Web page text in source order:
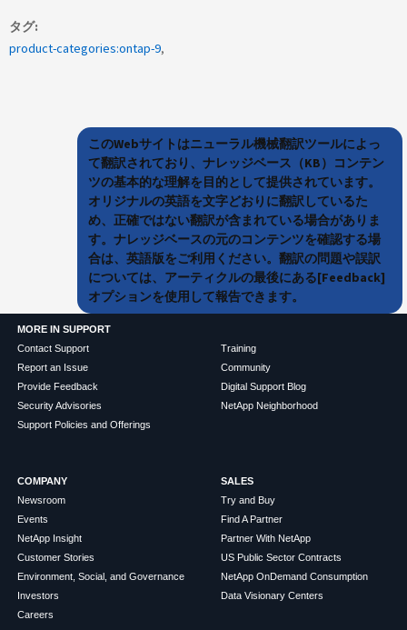
タグ
product-categories:ontap-9
このWebサイトはニューラル機械翻訳ツールによっ
て翻訳されており、ナレッジベース（KB）コンテン
ツの基本的な理解を目的として提供されています。
オリジナルの英語を文字どおりに翻訳しているた
め、正確ではない翻訳が含まれている場合がありま
す。ナレッジベースの元のコンテンツを確認する場
合は、英語版をご利用ください。翻訳の問題や誤訳
については、アーティクルの最後にある[Feedback]
オプションを使用して報告できます。
MORE IN SUPPORT
Contact Support
Report an Issue
Provide Feedback
Security Advisories
Support Policies and Offerings
Training
Community
Digital Support Blog
NetApp Neighborhood
COMPANY
Newsroom
Events
NetApp Insight
Customer Stories
Environment, Social, and Governance
Investors
Careers
SALES
Try and Buy
Find A Partner
Partner With NetApp
US Public Sector Contracts
NetApp OnDemand Consumption
Data Visionary Centers